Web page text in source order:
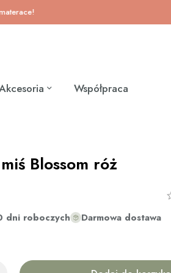
Współpraca
Blossom róż
dni roboczych Darmowa dostawa